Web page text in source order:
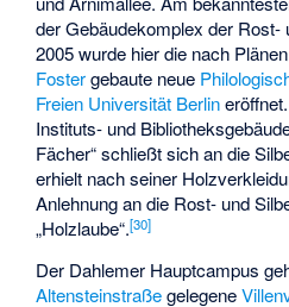
der Gebäudekomplex der Rost-
2005 wurde hier die nach
Fostergebaute neue
Freien Universität Berlin
Instituts- und
Fächer“ schließt sich an die
erhielt nach seiner
Anlehnung an die Rost- und
„Holzlaube“.[30]
Der Dahlemer Hauptcampus
Altensteinstraßegelegene